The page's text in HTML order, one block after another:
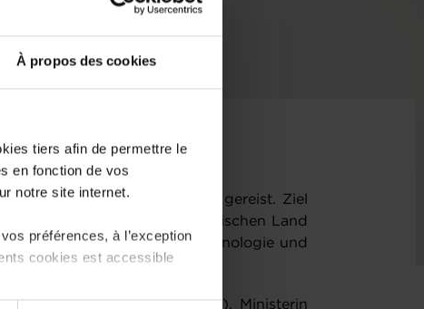
À propos des cookies
tiers afin de permettre le
en fonction de vos
notre site internet.
préférences, à l’exception
cookies est accessible
ist Luxemburg nach Japan gereist. Ziel
mit dem asiatischen Land
Bereichen Weltraum, Technologie und
Stéphanie Obertin (DP), Ministerin